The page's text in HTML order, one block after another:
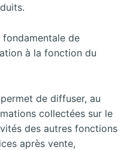
de
à la fonction du
de diffuser, au
collectées sur le
des autres fonctions
après vente,